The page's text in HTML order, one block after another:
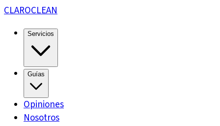
CLAROCLEAN
Servicios
Guías
Opiniones
Nosotros